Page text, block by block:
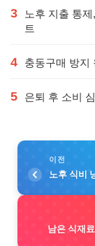
3
노후 지출 통
트
4 충동구매 방지
5 은퇴 후 소비
이전
노후 식비
남은 식재